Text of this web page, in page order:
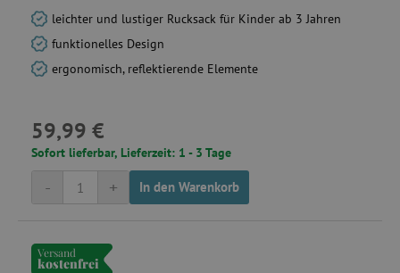
leichter und lustiger Rucksack für Kinder ab 3 Jahren
funktionelles Design
ergonomisch, reflektierende Elemente
59,99 €
Sofort lieferbar, Lieferzeit: 1 - 3 Tage
+
- In den Warenkorb
Versand
kostenfrei